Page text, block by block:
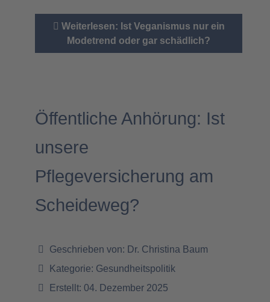
Weiterlesen: Ist Veganismus nur ein
Modetrend oder gar schädlich?
Öffentliche Anhörung: Ist
unsere
Pflegeversicherung am
Scheideweg?
Geschrieben von: Dr. Christina Baum
Kategorie: Gesundheitspolitik
Erstellt: 04. Dezember 2025